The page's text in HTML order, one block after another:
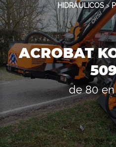
HIDRÁULICOS>
ACROBAT
de 80 en